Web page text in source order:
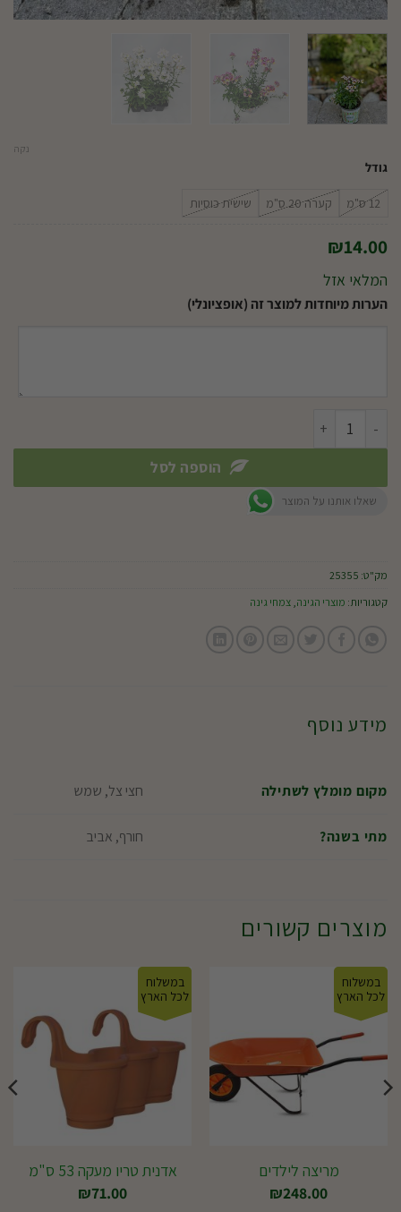
גודל
12 ס"מ קערה 20 ס"מ שישית כוסיות
נקה
₪14.00
המלאי אזל
הערות מיוחדות למוצר זה (אופציונלי)
כמות של נמזיה
הוספה לסל
שאלו אותנו על המוצר
מק"ט: 25355
קטגוריות: מוצרי הגינה,צמחי גינה
מידע נוסף
מקום מומלץ לשתילה חצי צל, שמש
מתי בשנה? חורף, אביב
מוצרים קשורים
במשלוח
לכל הארץ
מריצה לילדים
₪248.00
במשלוח
לכל הארץ
אדנית טריו מעקה 53 ס"מ
₪71.00